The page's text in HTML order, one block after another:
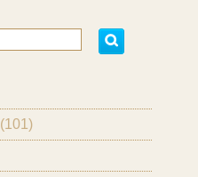
(101)